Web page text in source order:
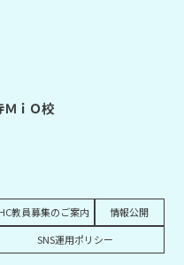
ｉＯ校
教員募集のご案内
情報公開
SNS運用ポリシー